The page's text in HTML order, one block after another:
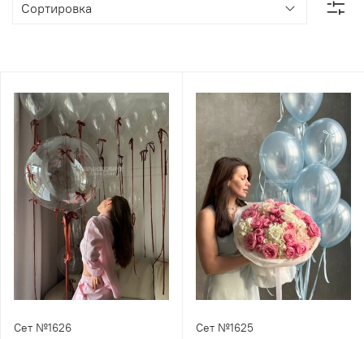
Сет №1626 Сет №1625